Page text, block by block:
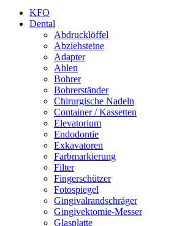
KFO
Dental
Abdrucklöffel
Abziehsteine
Adapter
Ahlen
Bohrer
Bohrerständer
Chirurgische Nadeln
Container / Kassetten
Elevatorium
Endodontie
Exkavatoren
Farbmarkierung
Filter
Fingerschützer
Fotospiegel
Gingivalrandschräger
Gingivektomie-Messer
Glasplatte